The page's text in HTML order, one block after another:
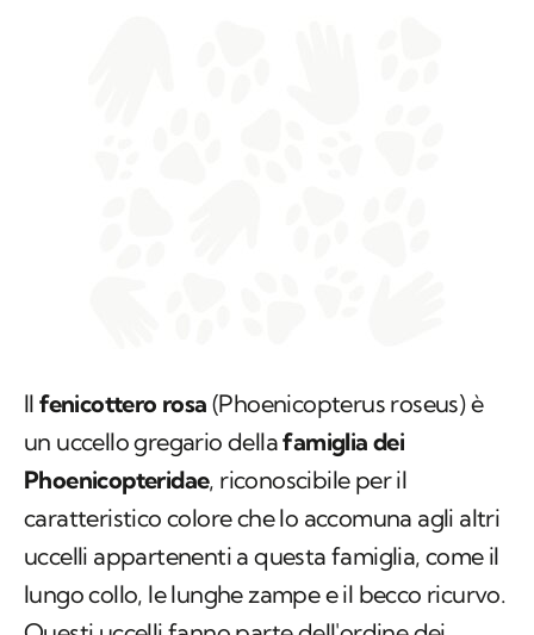
caratteristico colore che lo accomuna agli altri
uccelli appartenenti a questa famiglia, come il
lungo collo, le lunghe zampe e il becco ricurvo.
Questi uccelli fanno parte dell'ordine dei
Phoenicopteriformes, sebbene fino a qualche
anno fa venissero considerati specie